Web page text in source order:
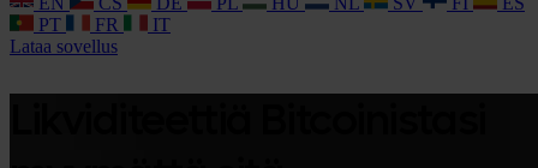
PT
FR
IT
Lataa sovellus